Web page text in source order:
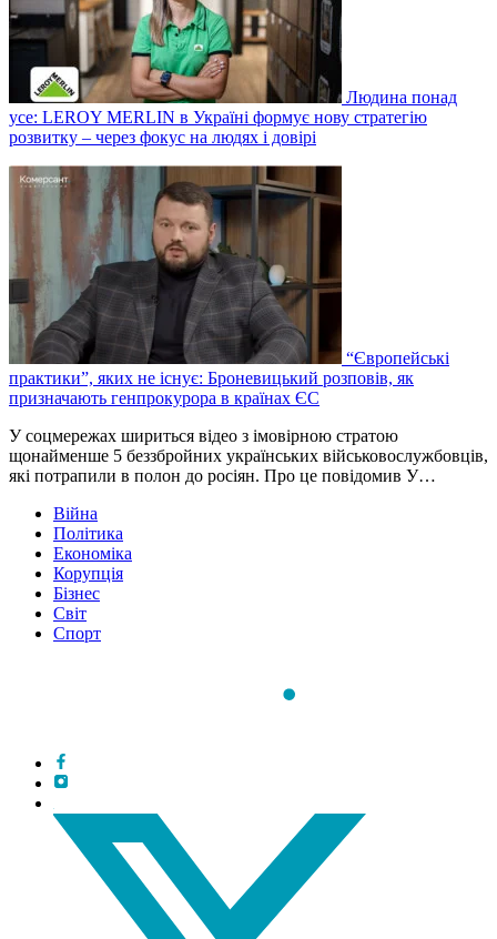
Людина понад
усе: LEROY MERLIN в Україні формує нову стратегію
розвитку – через фокус на людях і довірі
“Європейські
практики”, яких не існує: Броневицький розповів, як
призначають генпрокурора в країнах ЄС
У соцмережах шириться відео з імовірною стратою
щонайменше 5 беззбройних українських військовослужбовців,
які потрапили в полон до росіян. Про це повідомив У…
Війна
Політика
Економіка
Корупція
Бізнес
Світ
Спорт